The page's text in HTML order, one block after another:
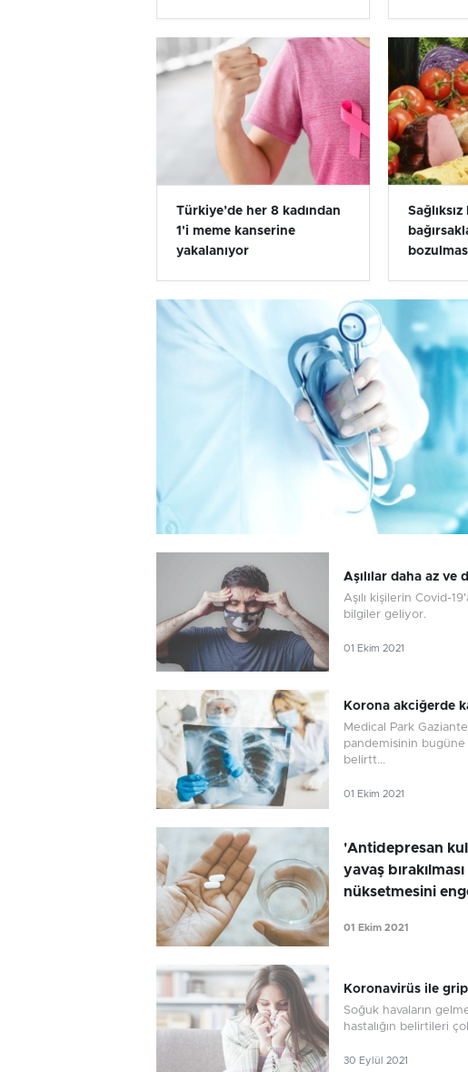
Türkiye’de her 8 kadından
1'i meme kanserine
yakalanıyor
Aşılılar daha az ve
Aşılı kişilerin Covid-
bilgiler geliyor.
01 Ekim 2021
Korona akciğerde
Medical Park
pandemisinin
belirtt...
01 Ekim 2021
'Antidepresan
yavaş
nüksetmesini
01 Ekim 2021
Koronavirüs ile
Soğuk havaların
hastalığın belirtileri
30 Eylül 2021